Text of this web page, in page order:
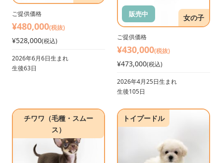
ご提供価格
¥480,000(税抜)
¥528,000(税込)
2026年6月6日生まれ
生後63日
販売中 女の子
ご提供価格
¥430,000(税抜)
¥473,000(税込)
2026年4月25日生まれ
生後105日
チワワ（毛種・スムー
ス）
トイプードル